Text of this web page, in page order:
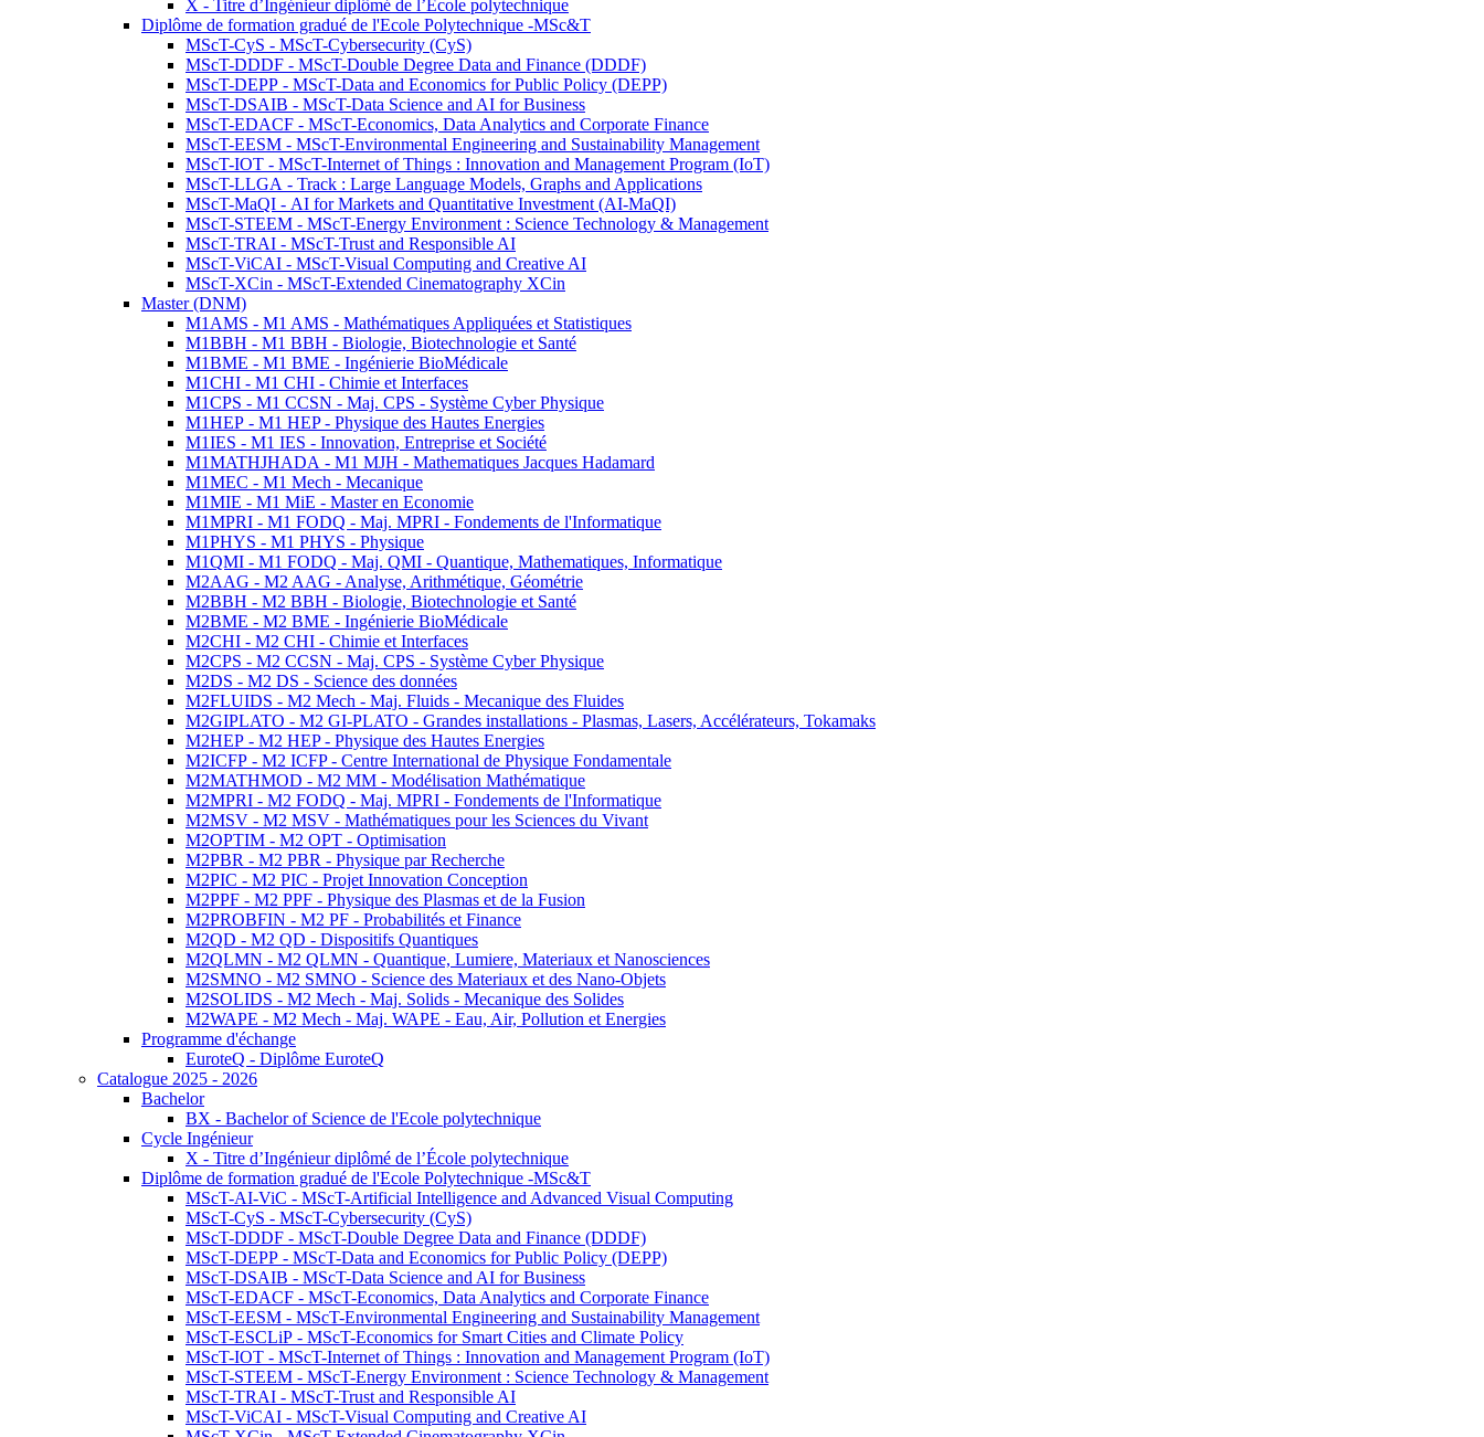
X - Titre d’Ingénieur diplômé de l’École polytechnique
Diplôme de formation gradué de l'Ecole Polytechnique -MSc&T
MScT-CyS - MScT-Cybersecurity (CyS)
MScT-DDDF - MScT-Double Degree Data and Finance (DDDF)
MScT-DEPP - MScT-Data and Economics for Public Policy (DEPP)
MScT-DSAIB - MScT-Data Science and AI for Business
MScT-EDACF - MScT-Economics, Data Analytics and Corporate Finance
MScT-EESM - MScT-Environmental Engineering and Sustainability Management
MScT-IOT - MScT-Internet of Things : Innovation and Management Program (IoT)
MScT-LLGA - Track : Large Language Models, Graphs and Applications
MScT-MaQI - AI for Markets and Quantitative Investment (AI-MaQI)
MScT-STEEM - MScT-Energy Environment : Science Technology & Management
MScT-TRAI - MScT-Trust and Responsible AI
MScT-ViCAI - MScT-Visual Computing and Creative AI
MScT-XCin - MScT-Extended Cinematography XCin
Master (DNM)
M1AMS - M1 AMS - Mathématiques Appliquées et Statistiques
M1BBH - M1 BBH - Biologie, Biotechnologie et Santé
M1BME - M1 BME - Ingénierie BioMédicale
M1CHI - M1 CHI - Chimie et Interfaces
M1CPS - M1 CCSN - Maj. CPS - Système Cyber Physique
M1HEP - M1 HEP - Physique des Hautes Energies
M1IES - M1 IES - Innovation, Entreprise et Société
M1MATHJHADA - M1 MJH - Mathematiques Jacques Hadamard
M1MEC - M1 Mech - Mecanique
M1MIE - M1 MiE - Master en Economie
M1MPRI - M1 FODQ - Maj. MPRI - Fondements de l'Informatique
M1PHYS - M1 PHYS - Physique
M1QMI - M1 FODQ - Maj. QMI - Quantique, Mathematiques, Informatique
M2AAG - M2 AAG - Analyse, Arithmétique, Géométrie
M2BBH - M2 BBH - Biologie, Biotechnologie et Santé
M2BME - M2 BME - Ingénierie BioMédicale
M2CHI - M2 CHI - Chimie et Interfaces
M2CPS - M2 CCSN - Maj. CPS - Système Cyber Physique
M2DS - M2 DS - Science des données
M2FLUIDS - M2 Mech - Maj. Fluids - Mecanique des Fluides
M2GIPLATO - M2 GI-PLATO - Grandes installations - Plasmas, Lasers, Accélérateurs, Tokamaks
M2HEP - M2 HEP - Physique des Hautes Energies
M2ICFP - M2 ICFP - Centre International de Physique Fondamentale
M2MATHMOD - M2 MM - Modélisation Mathématique
M2MPRI - M2 FODQ - Maj. MPRI - Fondements de l'Informatique
M2MSV - M2 MSV - Mathématiques pour les Sciences du Vivant
M2OPTIM - M2 OPT - Optimisation
M2PBR - M2 PBR - Physique par Recherche
M2PIC - M2 PIC - Projet Innovation Conception
M2PPF - M2 PPF - Physique des Plasmas et de la Fusion
M2PROBFIN - M2 PF - Probabilités et Finance
M2QD - M2 QD - Dispositifs Quantiques
M2QLMN - M2 QLMN - Quantique, Lumiere, Materiaux et Nanosciences
M2SMNO - M2 SMNO - Science des Materiaux et des Nano-Objets
M2SOLIDS - M2 Mech - Maj. Solids - Mecanique des Solides
M2WAPE - M2 Mech - Maj. WAPE - Eau, Air, Pollution et Energies
Programme d'échange
EuroteQ - Diplôme EuroteQ
Catalogue 2025 - 2026
Bachelor
BX - Bachelor of Science de l'Ecole polytechnique
Cycle Ingénieur
X - Titre d’Ingénieur diplômé de l’École polytechnique
Diplôme de formation gradué de l'Ecole Polytechnique -MSc&T
MScT-AI-ViC - MScT-Artificial Intelligence and Advanced Visual Computing
MScT-CyS - MScT-Cybersecurity (CyS)
MScT-DDDF - MScT-Double Degree Data and Finance (DDDF)
MScT-DEPP - MScT-Data and Economics for Public Policy (DEPP)
MScT-DSAIB - MScT-Data Science and AI for Business
MScT-EDACF - MScT-Economics, Data Analytics and Corporate Finance
MScT-EESM - MScT-Environmental Engineering and Sustainability Management
MScT-ESCLiP - MScT-Economics for Smart Cities and Climate Policy
MScT-IOT - MScT-Internet of Things : Innovation and Management Program (IoT)
MScT-STEEM - MScT-Energy Environment : Science Technology & Management
MScT-TRAI - MScT-Trust and Responsible AI
MScT-ViCAI - MScT-Visual Computing and Creative AI